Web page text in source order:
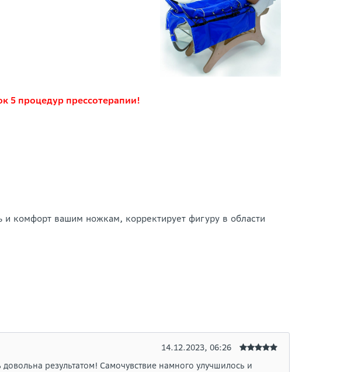
5 процедур прессотерапии!
и комфорт вашим ножкам, корректирует фигуру в области
14.12.2023, 06:26
результатом! Самочувствие намного улучшилось и